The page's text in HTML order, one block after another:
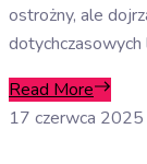
ostrożny, ale
dotychczasowych
Read More
17 czerwca 2025